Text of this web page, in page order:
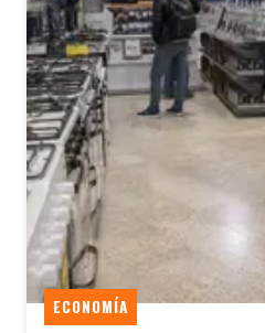
ECONOMÍA